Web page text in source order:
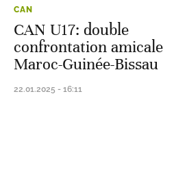
CAN
CAN U17: double
confrontation amicale
Maroc-Guinée-Bissau
22.01.2025 - 16:11